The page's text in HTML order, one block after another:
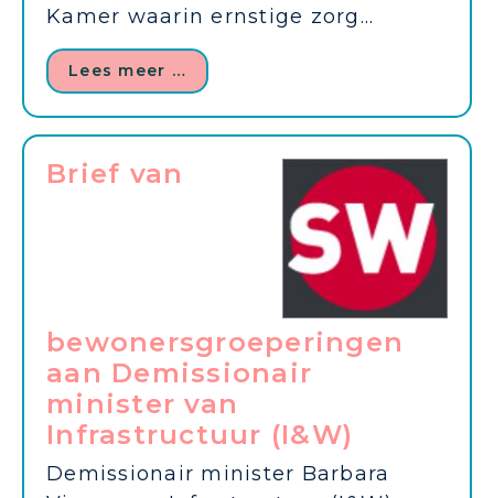
Kamer waarin ernstige zorg...
Lees meer …
Brief van
bewonersgroeperingen
aan Demissionair
minister van
Infrastructuur (I&W)
Demissionair minister Barbara